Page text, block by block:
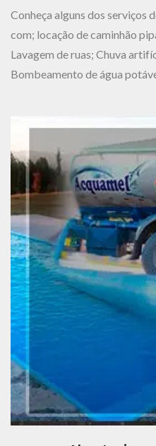
Conheça alguns dos serviços
com; locação de caminhão
Lavagem de ruas; Chuva
Bombeamento de água